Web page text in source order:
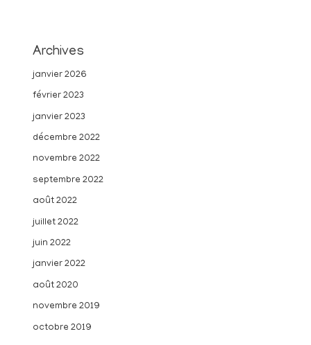
Archives
janvier 2026
février 2023
janvier 2023
décembre 2022
novembre 2022
septembre 2022
août 2022
juillet 2022
juin 2022
janvier 2022
août 2020
novembre 2019
octobre 2019